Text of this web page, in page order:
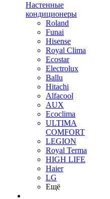
Настенные
кондиционеры
Roland
Funai
Hisense
Royal Clima
Ecostar
Electrolux
Ballu
Hitachi
Alfacool
AUX
Ecoclima
ULTIMA
COMFORT
LEGION
Royal Terma
HIGH LIFE
Haier
LG
Ещё